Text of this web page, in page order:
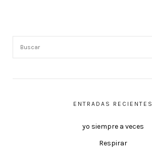
ENTRADAS RECIENTES
yo siempre a veces
Respirar